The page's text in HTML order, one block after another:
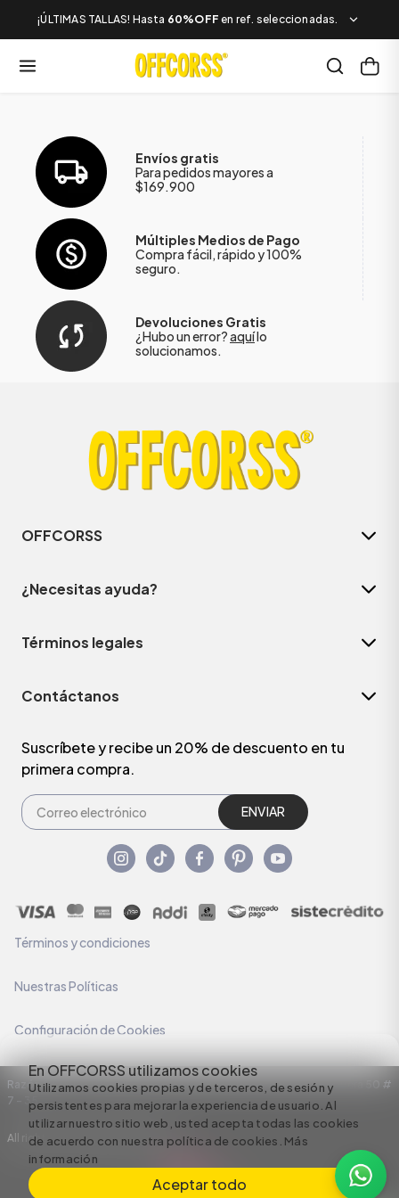
¡ÚLTIMAS TALLAS! Hasta 60%OFF en ref. seleccionadas.
En OFFCORSS utilizamos cookies
Utilizamos cookies propias y de terceros, de sesión y
persistentes para mejorar la experiencia de usuario. Al
utilizar nuestro sitio web, usted acepta todas las cookies
de acuerdo con nuestra política de cookies. Más
información
Aceptar todo
Envíos gratis
Para pedidos mayores a
$169.900
Múltiples Medios de Pago
Compra fácil, rápido y 100%
seguro.
Devoluciones Gratis
¿Hubo un error?aquílo
solucionamos.
OFFCORSS
¿Necesitas ayuda?
Términos legales
Contáctanos
Suscríbete y recibe un 20% de descuento en tu
primera compra.
ENVIAR
Términos y condiciones
Nuestras Políticas
Configuración de Cookies
Razón Social: C.I HERMECO S.A. NIT: 890924167-6 Dirección: Carrera 50 #
7 – 35
All rights reserved empowered by